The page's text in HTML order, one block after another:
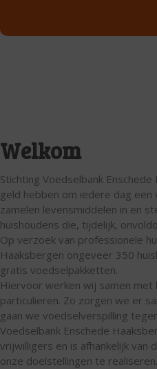
Welkom
Stichting Voedselbank
geld hebben om iedere dag
zamelen levensmiddelen in en
huishoudens die, tijdelijk,
Op verzoek van professionele
Haaksbergen ongeveer 350
gratis voedselpakketten.
Hiervoor werken wij samen
particulieren. Zo zorgen we er
gaan we voedselverspilling
Voedselbank Enschede
vrijwilligers en is afhankelijk van
onze doelstellingen te realiseren.